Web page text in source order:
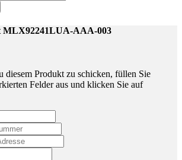
MLX92241LUA-AAA-003
diesem Produkt zu schicken, füllen Sie
Felder aus und klicken Sie auf